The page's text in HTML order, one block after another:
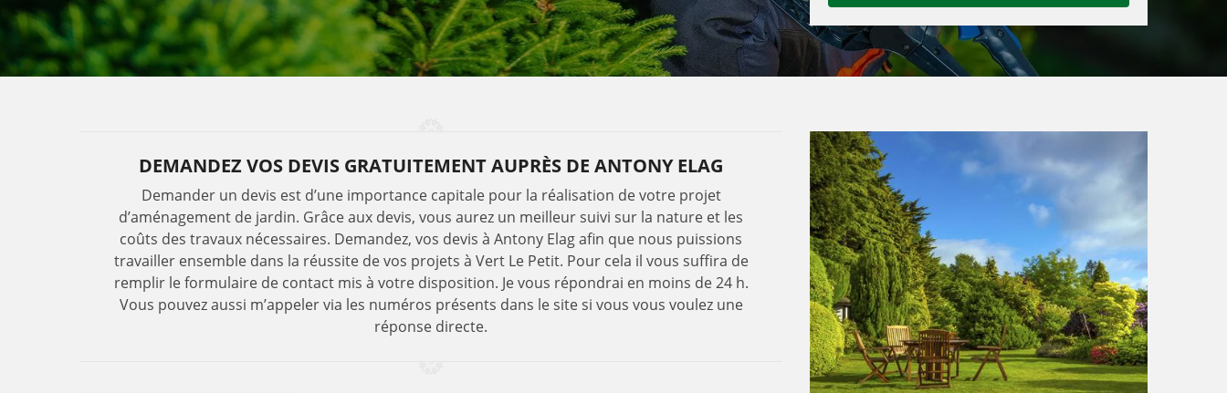
DEMANDEZ VOS DEVIS GRATUITEMENT AUPRÈS DE ANTONY ELAG
Demander un devis est d’une importance capitale pour la réalisation de votre projet
d’aménagement de jardin. Grâce aux devis, vous aurez un meilleur suivi sur la nature et les
coûts des travaux nécessaires. Demandez, vos devis à Antony Elag afin que nous puissions
travailler ensemble dans la réussite de vos projets à Vert Le Petit. Pour cela il vous suffira de
remplir le formulaire de contact mis à votre disposition. Je vous répondrai en moins de 24 h.
Vous pouvez aussi m’appeler via les numéros présents dans le site si vous vous voulez une
réponse directe.